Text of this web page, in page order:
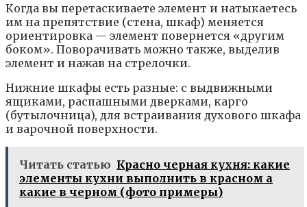
Когда вы перетаскиваете элемент и натыкаетесь
им на препятствие (стена, шкаф) меняется
ориентировка — элемент повернется «другим
боком». Поворачивать можно также, выделив
элемент и нажав на стрелочки.
Нижние шкафы есть разные: с выдвижными
ящиками, распашными дверками, карго
(бутылочница), для встраивания духового шкафа
и варочной поверхности.
Читать статью Красно черная кухня: какие
элементы кухни выполнить в красном а
какие в черном (фото примеры)